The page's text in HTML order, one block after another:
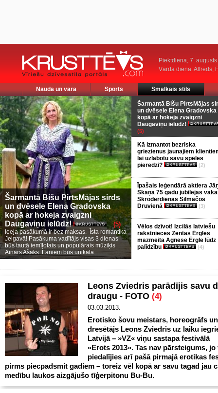
Piektdiena, 7. augusts
Vārda diena: Alfrēds,
Nauda un vara Sports Smalkais stils
Šarmantā Bišu PirtsMājas sirds
un dvēsele Elena Gradovska
kopā ar hokeja zvaigzni
Daugaviņu ielūdz!
(5)
Ieeja pasākumā ir bez maksas. Īsta romantika
Jelgavā! Pasākuma vadītājs visas 3 dienas
būs tautā iemīļotais un populārais mūziķis
Ainārs Ašaks. Faniem būs unikāla
Šarmantā Bišu PirtsMājas
un dvēsele Elena Gradovska
kopā ar hokeja zvaigzni
Daugaviņu ielūdz!
(5)
Kā izmantot bezriska
griezienus jaunajiem
lai uzlabotu savu spēles
pieredzi?
(2)
Īpašais leģendārā aktiera
Skaņa 75 gadu jubilejas
Skroderdienas Silmačos
Druvienā
(3)
Vēlos dzīvot! Izcilās latviešu
rakstnieces Zentas Ērgles
mazmeita Agnese Ērgle lūdz
palīdzību
(4)
Leons Zviedris parādījis savu
draugu - FOTO (4)
03.03.2013.
Erotisko šovu meistars, horeogrāfs
dresētājs Leons Zviedris uz laiku
Latvijā – »VZ« viņu sastapa festivālā
«Erots 2013». Tas nav pārsteigums, jo
piedalījies arī pašā pirmajā erotikas
pirms piecpadsmit gadiem – toreiz vēl kopā ar savu tagad jau
medību laukos aizgājušo tīģerpitonu Bu-Bu.